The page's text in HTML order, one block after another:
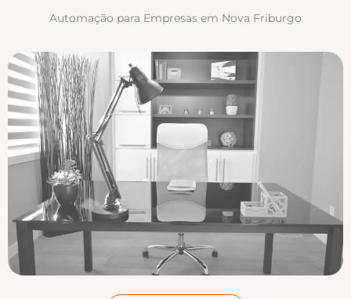
Automação para Empresas em Nova Friburgo